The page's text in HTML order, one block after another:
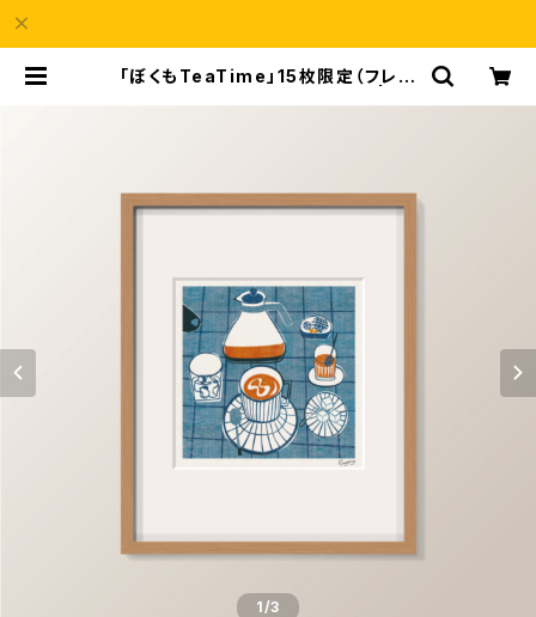
「ぼくもTeaTime」15枚限定（フレー
1/3